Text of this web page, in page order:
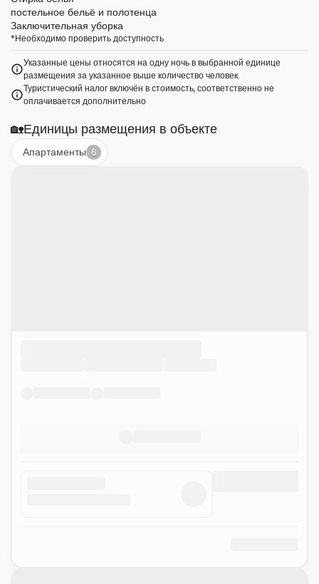
постельное бельё и полотенца
Заключительная уборка
*Необходимо проверить доступность
Указанные цены относятся на одну ночь в выбранной единице
размещения за указанное выше количество человек.
Туристический налог включён в стоимость, соответственно не
оплачивается дополнительно
🏡Единицы размещения в объекте
Апартаменты 6